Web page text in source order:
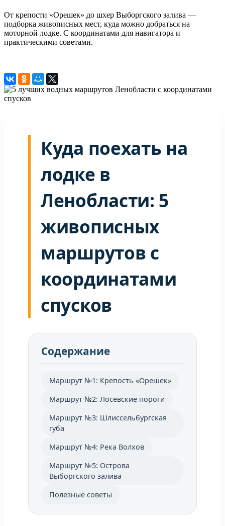
От крепости «Орешек» до шхер Выборгского залива —
подборка живописных мест, куда можно добраться на
моторной лодке. С координатами для навигатора и
практическими советами.
Куда поехать на
лодке в
Ленобласти: 5
живописных
маршрутов с
координатами
спусков
Содержание
Маршрут №1: Крепость «Орешек»
Маршрут №2: Лосевские пороги
Маршрут №3: Шлиссельбургская
губа
Маршрут №4: Река Волхов
Маршрут №5: Острова
Выборгского залива
Полезные советы